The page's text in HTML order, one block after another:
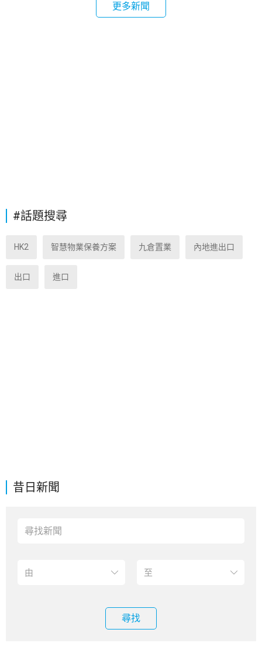
昔日新聞
尋找
更多新聞
#話題搜尋
HK2 智慧物業保養方案 九倉置業 內地進出口
出口 進口